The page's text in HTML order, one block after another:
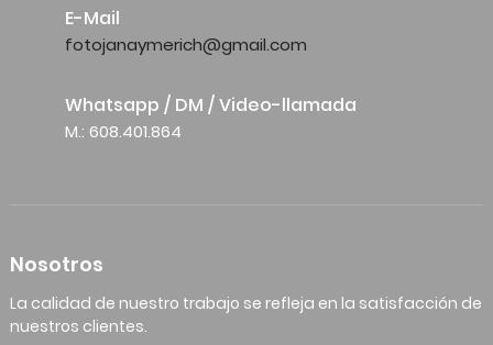
E-Mail
fotojanaymerich@gmail.com
Whatsapp / DM / Video-llamada
M.: 608.401.864
Nosotros
La calidad de nuestro trabajo se refleja en la satisfacción de
nuestros clientes.